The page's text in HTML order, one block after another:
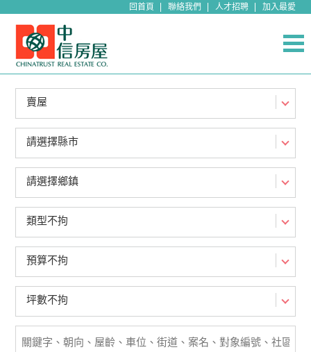
回首頁 聯絡我們 人才招聘 加入最愛
賣屋
請選擇縣市
請選擇鄉鎮
類型不拘
預算不拘
坪數不拘